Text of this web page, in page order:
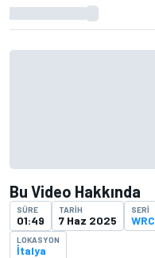
Bu Video Hakkında
SÜRE
01:49
TARIH
7 Haz 2025
SERI
WRC
LOKASYON
İtalya